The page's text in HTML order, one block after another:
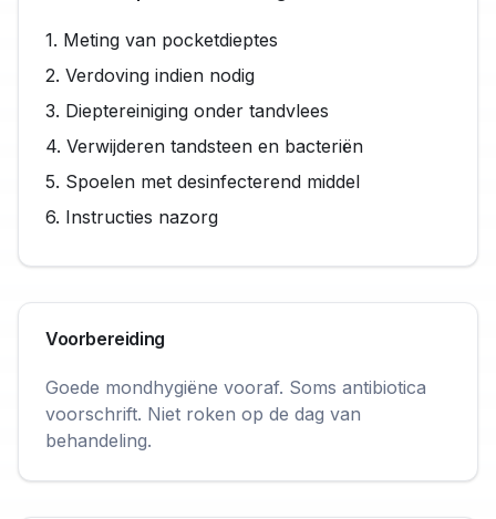
1. Meting van pocketdieptes
2. Verdoving indien nodig
3. Dieptereiniging onder tandvlees
4. Verwijderen tandsteen en bacteriën
5. Spoelen met desinfecterend middel
6. Instructies nazorg
Voorbereiding
Goede mondhygiëne vooraf. Soms antibiotica
voorschrift. Niet roken op de dag van
behandeling.